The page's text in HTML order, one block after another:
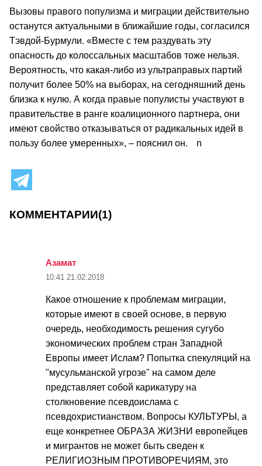
Вызовы правого популизма и миграции действительно
останутся актуальными в ближайшие годы, согласился
Тэвдой-Бурмули. «Вместе с тем раздувать эту
опасность до колоссальных масштабов тоже нельзя.
Вероятность, что какая-либо из ультраправых партий
получит более 50% на выборах, на сегодняшний день
близка к нулю. А когда правые популисты участвуют в
правительстве в ранге коалиционного партнера, они
имеют свойство отказываться от радикальных идей в
пользу более умеренных», – пояснил он.
n
КОММЕНТАРИИ(1)
Азамат
10:41 21.02.2018
Какое отношение к проблемам миграции,
которые имеют в своей основе, в первую
очередь, необходимость решения сугубо
экономических проблем стран Западной
Европы имеет Ислам? Попытка спекуляций на
"мусульманской угрозе" на самом деле
представляет собой карикатуру на
столкновение псевдоислама с
псевдохристианством. Вопросы КУЛЬТУРЫ, а
еще конкретнее ОБРАЗА ЖИЗНИ европейцев
и мигрантов не может быть сведен к
РЕЛИГИОЗНЫМ ПРОТИВОРЕЧИЯМ, это